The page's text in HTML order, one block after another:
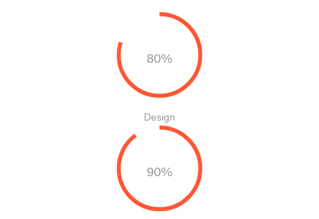
80%
Design
90%